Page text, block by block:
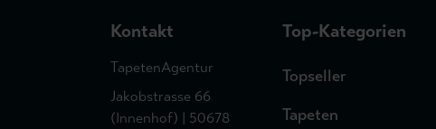
Kontakt
TapetenAgentur
Jakobstrasse 66
(Innenhof) | 50678
Top-Kategorien
Topseller
Tapeten